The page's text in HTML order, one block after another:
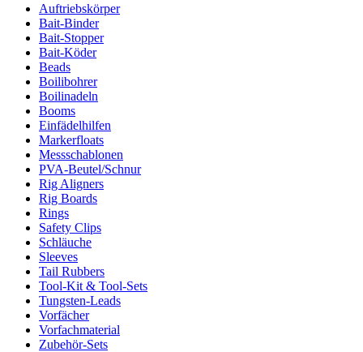
Auftriebskörper
Bait-Binder
Bait-Stopper
Bait-Köder
Beads
Boilibohrer
Boilinadeln
Booms
Einfädelhilfen
Markerfloats
Messschablonen
PVA-Beutel/Schnur
Rig Aligners
Rig Boards
Rings
Safety Clips
Schläuche
Sleeves
Tail Rubbers
Tool-Kit & Tool-Sets
Tungsten-Leads
Vorfächer
Vorfachmaterial
Zubehör-Sets